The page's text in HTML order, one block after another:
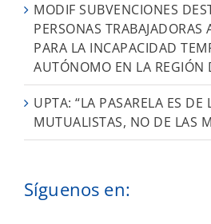
MODIF SUBVENCIONES
PERSONAS TRABAJADORAS
PARA LA INCAPACIDAD
AUTÓNOMO EN LA REGIÓN
UPTA: “LA PASARELA ES DE
MUTUALISTAS, NO DE LAS
Síguenos en: